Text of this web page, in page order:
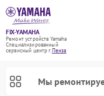
FIX-YAMAHA
Ремонт устройств Yamaha
Специализированный
cервисный центр г.Пенза
Мы